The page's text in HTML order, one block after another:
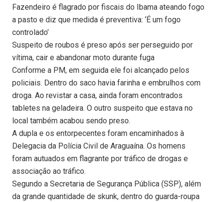
Fazendeiro é flagrado por fiscais do Ibama ateando fogo
a pasto e diz que medida é preventiva: ‘É um fogo
controlado’
Suspeito de roubos é preso após ser perseguido por
vítima, cair e abandonar moto durante fuga
Conforme a PM, em seguida ele foi alcançado pelos
policiais. Dentro do saco havia farinha e embrulhos com
droga. Ao revistar a casa, ainda foram encontrados
tabletes na geladeira. O outro suspeito que estava no
local também acabou sendo preso.
A dupla e os entorpecentes foram encaminhados à
Delegacia da Polícia Civil de Araguaína. Os homens
foram autuados em flagrante por tráfico de drogas e
associação ao tráfico.
Segundo a Secretaria de Segurança Pública (SSP), além
da grande quantidade de skunk, dentro do guarda-roupa